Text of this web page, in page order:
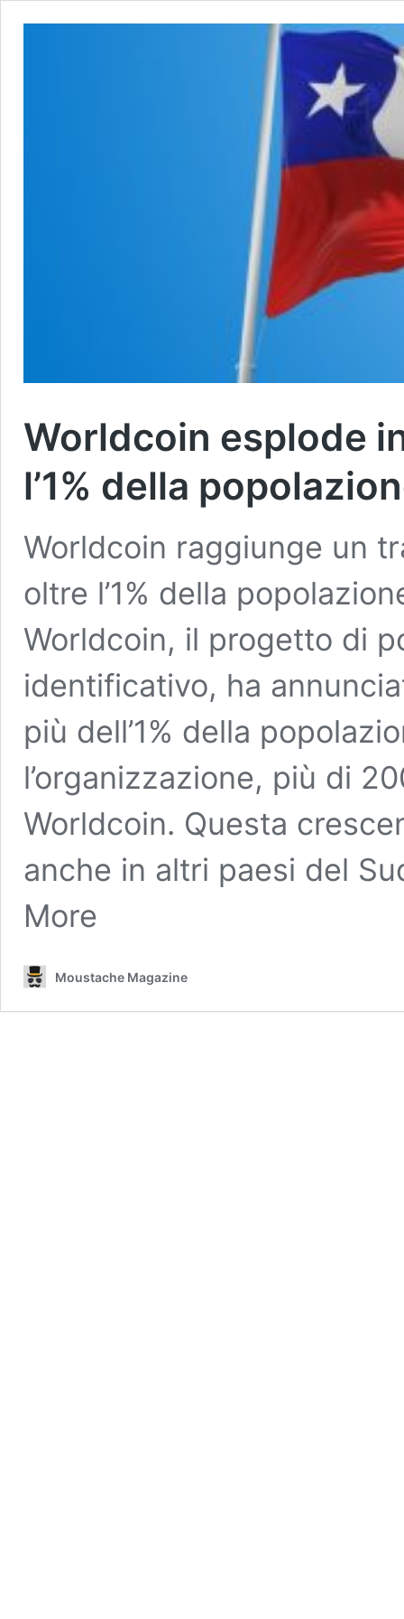
Worldcoin esplode
l’1% della
Worldcoin raggiunge un
oltre l’1% della
Worldcoin, il progetto di
identificativo, ha
più dell’1% della
l’organizzazione, più di
Worldcoin. Questa
anche in altri paesi del
More
Moustache Magazine